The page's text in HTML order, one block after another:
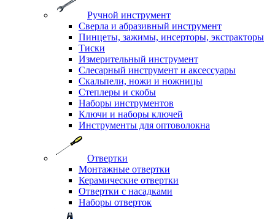
Ручной инструмент
Сверла и абразивный инструмент
Пинцеты, зажимы, инсерторы, экстракторы
Тиски
Измерительный инструмент
Слесарный инструмент и аксессуары
Скальпели, ножи и ножницы
Степлеры и скобы
Наборы инструментов
Ключи и наборы ключей
Инструменты для оптоволокна
Отвертки
Монтажные отвертки
Керамические отвертки
Отвертки с насадками
Наборы отверток